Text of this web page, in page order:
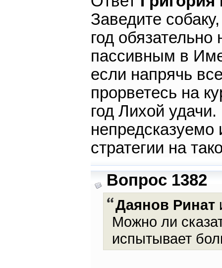
Заведите
год
пассивным в
если напрячь
прорветесь на
год Лихой
непредсказуемо
стратегии на
Вопрос 1382
Даянов Ринат
Можно ли
испытывает